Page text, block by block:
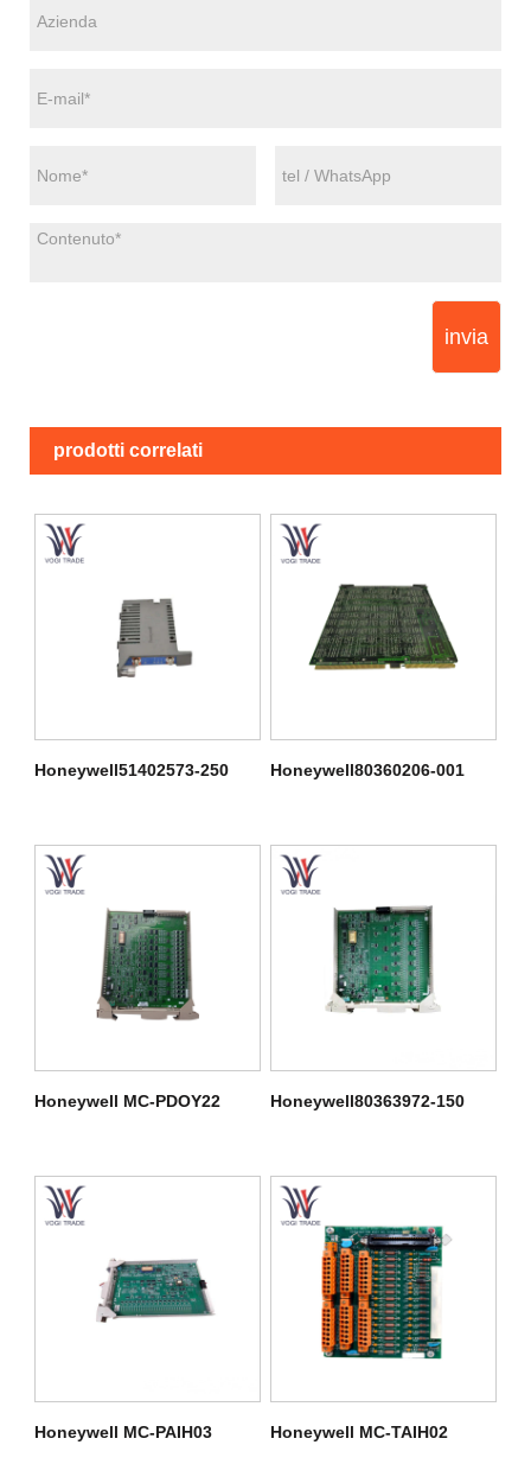
invia
prodotti correlati
Honeywell51402573-250 Honeywell80360206-001
Honeywell MC-PDOY22 Honeywell80363972-150
Honeywell MC-PAIH03 Honeywell MC-TAIH02